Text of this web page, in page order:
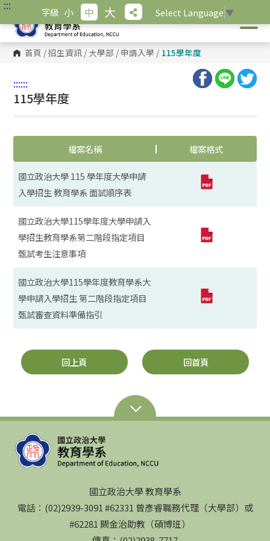
跳
主
內
容
::: 字級 小 中 大 Select Language ▼
首頁 /招生資訊 / 大學部 / 申請入學 / 115學年度
::::::
115學年度
檔案名稱 檔案格式
國立政治大學 115 學年度大學申請
入學招生 教育學系 面試順序表
國立政治大學115學年度大學申請入
學招生教育學系第二階段指定項目
甄試考生注意事項
國立政治大學115學年度教育學系大
學申請入學招生 第二階段指定項目
甄試審查資料準備指引
回上頁 回首頁
國立政治大學 教育學系
電話：(02)2939-3091 #62331 曾彥睿職務代理（大學部）或
#62281 闕金治助教（碩博班）